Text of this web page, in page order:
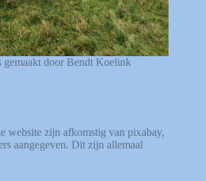
gemaakt door Bendt Koelink
website zijn afkomstig van pixabay,
aangegeven. Dit zijn allemaal